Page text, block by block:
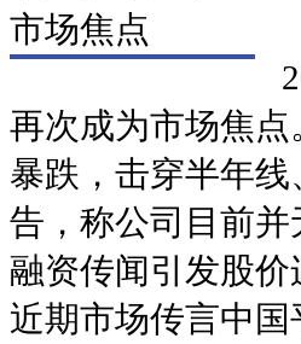
市场焦点
再次成为市场焦
暴跌，击穿半年
告，称公司目前
融资传闻引发股价
近期市场传言中